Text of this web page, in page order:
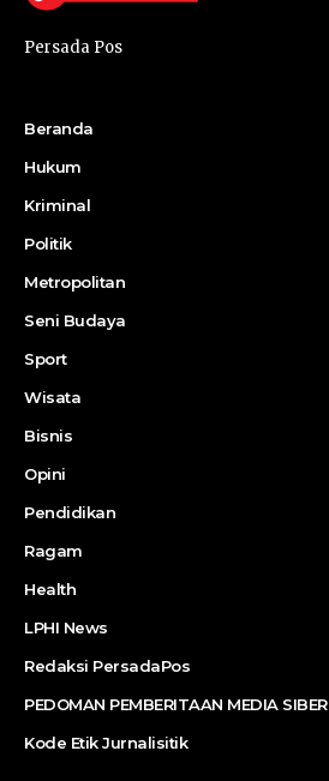
Persada Pos
Beranda
Hukum
Kriminal
Politik
Metropolitan
Seni Budaya
Sport
Wisata
Bisnis
Opini
Pendidikan
Ragam
Health
LPHI News
Redaksi PersadaPos
PEDOMAN PEMBERITAAN MEDIA SIBER
Kode Etik Jurnalisitik